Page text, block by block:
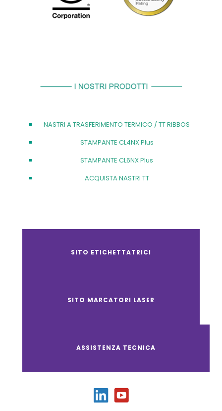
NASTRI A TRASFERIMENTO TERMICO / TT RIBBOS
STAMPANTE CL4NX Plus
STAMPANTE CL6NX Plus
ACQUISTA NASTRI TT
SITO ETICHETTATRICI
SITO MARCATORI LASER
ASSISTENZA TECNICA